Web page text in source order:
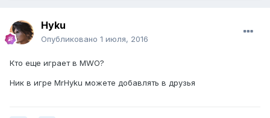
Hyku
Опубликовано 1 июля, 2016
Кто еще играет в MWO?
Ник в игре MrHyku можете добавлять в друзья